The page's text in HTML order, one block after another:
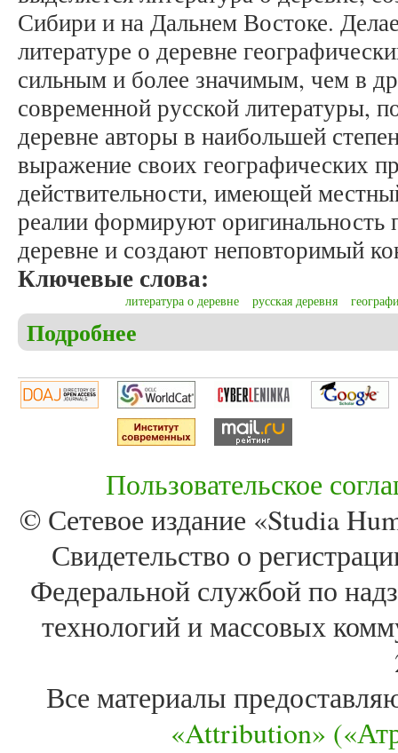
Сибири и на Дальнем Востоке.
литературе о деревне
сильным и более значимым, чем в
современной русской литературы,
деревне авторы в наибольшей
выражение своих географических
действительности, имеющей
реалии формируют оригинальность
деревне и создают неповторимый
Ключевые слова:
литература о деревне русская деревня
Подробнее
Пользовательское
© Сетевое издание «Studia
Свидетельство о
Федеральной службой по
технологий и массовых
Все материалы
«Attribution»